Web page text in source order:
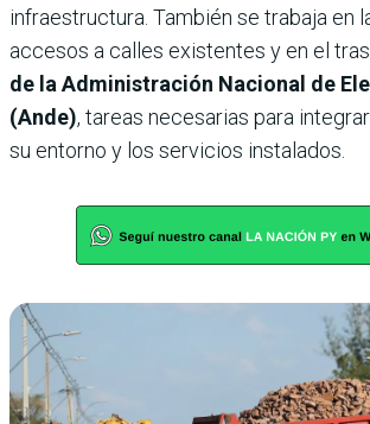
infraestructura. También se trabaja en
accesos a calles existentes y en el
de la Administración Nacional de
(Ande), tareas necesarias para
su entorno y los servicios instalados.